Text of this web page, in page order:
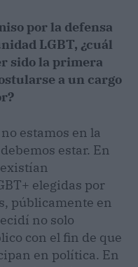
por la defensa
LGBT, ¿cuál
sido la primera
a un cargo
estamos en la
estar. En
elegidas por
públicamente en
no solo
con el fin de que
en política. En